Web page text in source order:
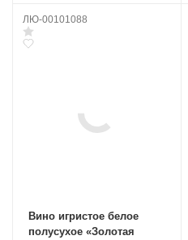
ЛЮ-00101088
Вино игристое белое
полусухое «Золотая